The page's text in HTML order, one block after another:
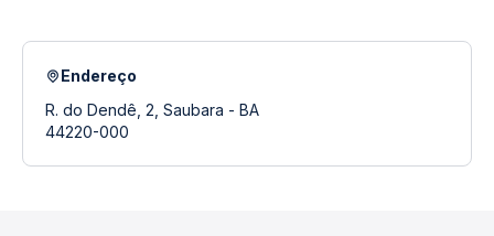
Endereço
R. do Dendê, 2, Saubara - BA
44220-000